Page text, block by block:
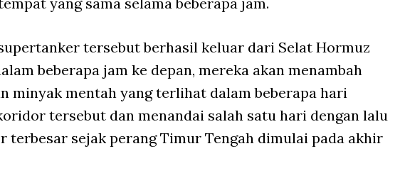
tersebut berhasil keluar dari Selat Hormuz
beberapa jam ke depan, mereka akan menambah
minyak mentah yang terlihat dalam beberapa hari
tersebut dan menandai salah satu hari dengan lalu
terbesar sejak perang Timur Tengah dimulai pada akhir